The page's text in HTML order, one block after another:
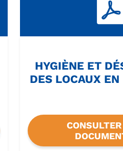
HYGIÈNE ET
DES LOCAUX